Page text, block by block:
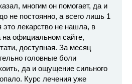
многим он помогает, да и
не постоянно, а всего лишь 1
это лекарство не нашла, в
на официальном сайте,
доступная. За месяц
головные боли
да и ощущение сильного
Курс лечения уже